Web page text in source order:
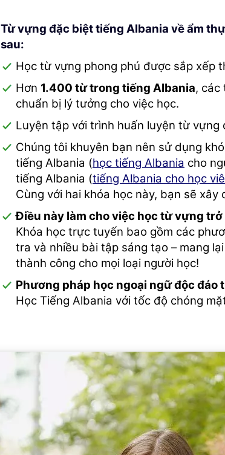
Từ vựng đặc biệt tiếng Albania về ẩm
sau:
Học từ vựng phong phú được sắp xếp
Hơn 1.400 từ trong tiếng Albania, các
chuẩn bị lý tưởng cho việc học.
Luyện tập với trình huấn luyện từ
Chúng tôi khuyên bạn nên sử dụng
tiếng Albania (học tiếng Albania cho
tiếng Albania (tiếng Albania cho học
Cùng với hai khóa học này, bạn sẽ
Điều này làm cho việc học từ vựng
Khóa học trực tuyến bao gồm các
tra và nhiều bài tập sáng tạo – mang
thành công cho mọi loại người học!
Phương pháp học ngoại ngữ độc đáo
Học Tiếng Albania với tốc độ chóng